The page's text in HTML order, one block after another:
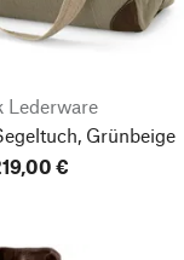
Lederware
Grünbeige
€